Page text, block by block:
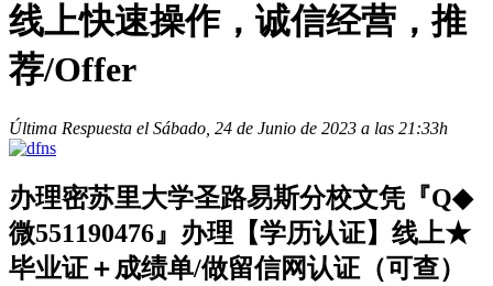
线上快速操作，诚信经营，推
荐/Offer
Última Respuesta el Sábado, 24 de Junio de 2023 a las 21:33h
办理密苏里大学圣路易斯分校文凭『Q◆
微551190476』办理【学历认证】线上★
毕业证＋成绩单/做留信网认证（可查）